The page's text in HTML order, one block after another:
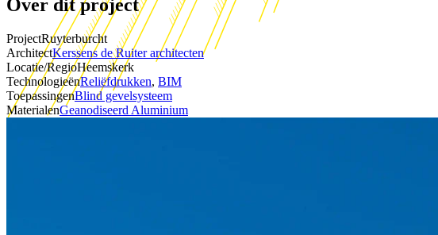
Over dit project
ProjectRuyterburcht
ArchitectKerssens de Ruiter architecten
Locatie/RegioHeemskerk
TechnologieënReliëfdrukken, BIM
ToepassingenBlind gevelsysteem
MaterialenGeanodiseerd Aluminium